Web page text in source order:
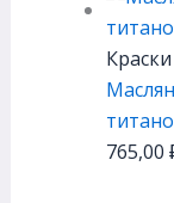
Краски
765,00